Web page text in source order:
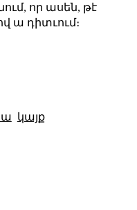
որ ասեն, թէ
ա դիտւում։
կայք